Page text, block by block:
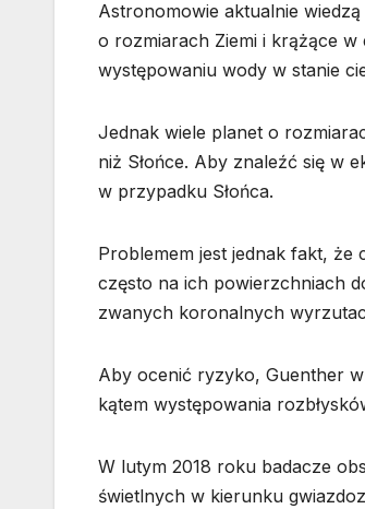
Astronomowie aktualnie
o rozmiarach Ziemi i krążące
występowaniu wody w stanie
Jednak wiele planet o
niż Słońce. Aby znaleźć się w
w przypadku Słońca.
Problemem jest jednak fakt, że
często na ich powierzchniach
zwanych koronalnych
Aby ocenić ryzyko, Guenther
kątem występowania
W lutym 2018 roku badacze
świetlnych w kierunku